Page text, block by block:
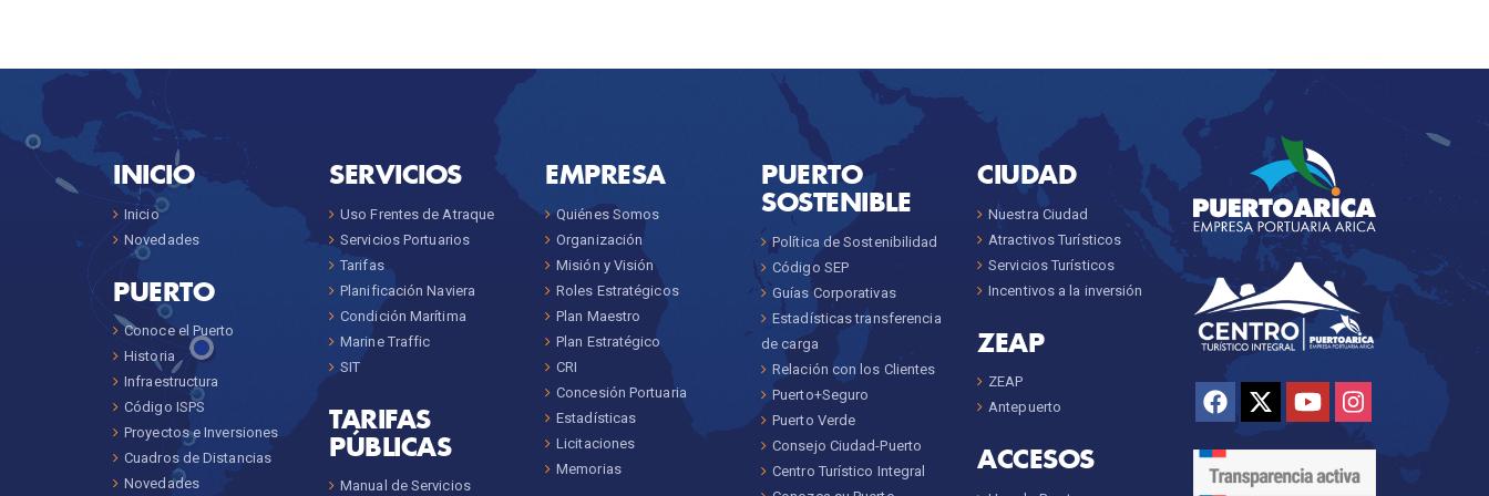
INICIO
Inicio
Novedades
PUERTO
Conoce el Puerto
Historia
Infraestructura
Código ISPS
Proyectos e Inversiones
Cuadros de Distancias
Novedades
SERVICIOS
Uso Frentes de Atraque
Servicios Portuarios
Tarifas
Planificación Naviera
Condición Marítima
Marine Traffic
SIT
TARIFAS
PÚBLICAS
Manual de Servicios
EMPRESA
Quiénes Somos
Organización
Misión y Visión
Roles Estratégicos
Plan Maestro
Plan Estratégico
CRI
Concesión Portuaria
Estadísticas
Licitaciones
Memorias
PUERTO
SOSTENIBLE
Política de Sostenibilidad
Código SEP
Guías Corporativas
Estadísticas transferencia
de carga
Relación con los Clientes
Puerto+Seguro
Puerto Verde
Consejo Ciudad-Puerto
Centro Turístico Integral
CIUDAD
Nuestra Ciudad
Atractivos Turísticos
Servicios Turísticos
Incentivos a la inversión
ZEAP
ZEAP
Antepuerto
ACCESOS